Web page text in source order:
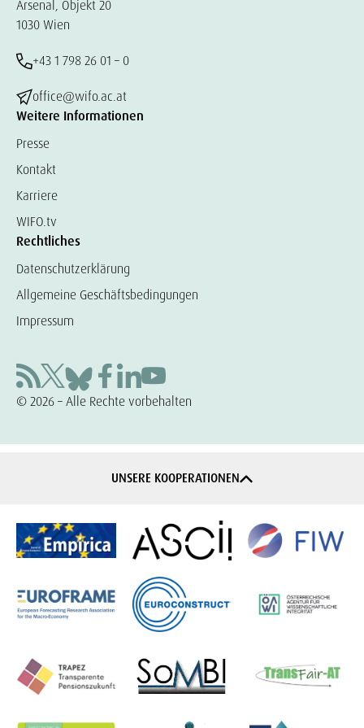
Arsenal, Objekt 20
1030 Wien
+43 1 798 26 01 – 0
office@wifo.ac.at
Weitere Informationen
Presse
Kontakt
Karriere
WIFO.tv
Rechtliches
Datenschutzerklärung
Allgemeine Geschäftsbedingungen
Impressum
© 2026 – Alle Rechte vorbehalten
UNSERE KOOPERATIONEN